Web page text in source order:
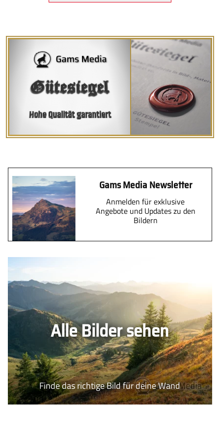
Gütesiegel
Hohe Qualität garantiert
Gams Media Newsletter
Anmelden für exklusive
Angebote und Updates zu den
Bildern
Alle Bilder sehen
Finde das richtige Bild für deine Wand